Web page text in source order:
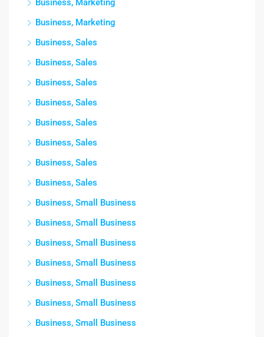
Business, Marketing
Business, Marketing
Business, Sales
Business, Sales
Business, Sales
Business, Sales
Business, Sales
Business, Sales
Business, Sales
Business, Sales
Business, Small Business
Business, Small Business
Business, Small Business
Business, Small Business
Business, Small Business
Business, Small Business
Business, Small Business